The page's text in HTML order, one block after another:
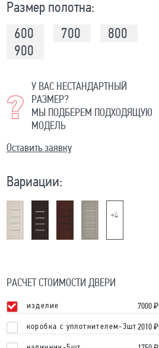
Размер полотна:
600
700
800
900
У ВАС НЕСТАНДАРТНЫЙ
РАЗМЕР?
МЫ ПОДБЕРЕМ ПОДХОДЯЩУЮ
МОДЕЛЬ
Оставить заявку
Вариации:
+4
РАСЧЕТ СТОИМОСТИ ДВЕРИ
изделие 7000₽
коробка с уплотнителем-3шт 2010 ₽